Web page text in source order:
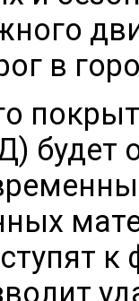
в
будет
к